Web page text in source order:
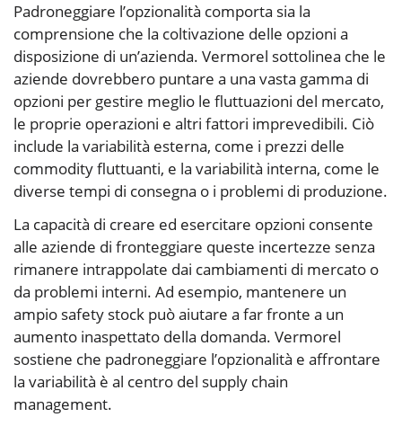
Padroneggiare l’opzionalità comporta sia la
comprensione che la coltivazione delle opzioni a
disposizione di un’azienda. Vermorel sottolinea che le
aziende dovrebbero puntare a una vasta gamma di
opzioni per gestire meglio le fluttuazioni del mercato,
le proprie operazioni e altri fattori imprevedibili. Ciò
include la variabilità esterna, come i prezzi delle
commodity fluttuanti, e la variabilità interna, come le
diverse tempi di consegna o i problemi di produzione.
La capacità di creare ed esercitare opzioni consente
alle aziende di fronteggiare queste incertezze senza
rimanere intrappolate dai cambiamenti di mercato o
da problemi interni. Ad esempio, mantenere un
ampio safety stock può aiutare a far fronte a un
aumento inaspettato della domanda. Vermorel
sostiene che padroneggiare l’opzionalità e affrontare
la variabilità è al centro del supply chain
management.